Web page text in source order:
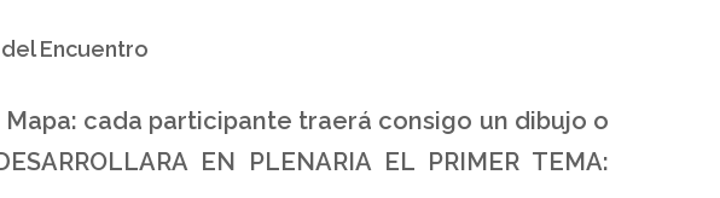
Encuentro
cada participante traerá consigo un dibujo o
EN PLENARIA EL PRIMER TEMA: